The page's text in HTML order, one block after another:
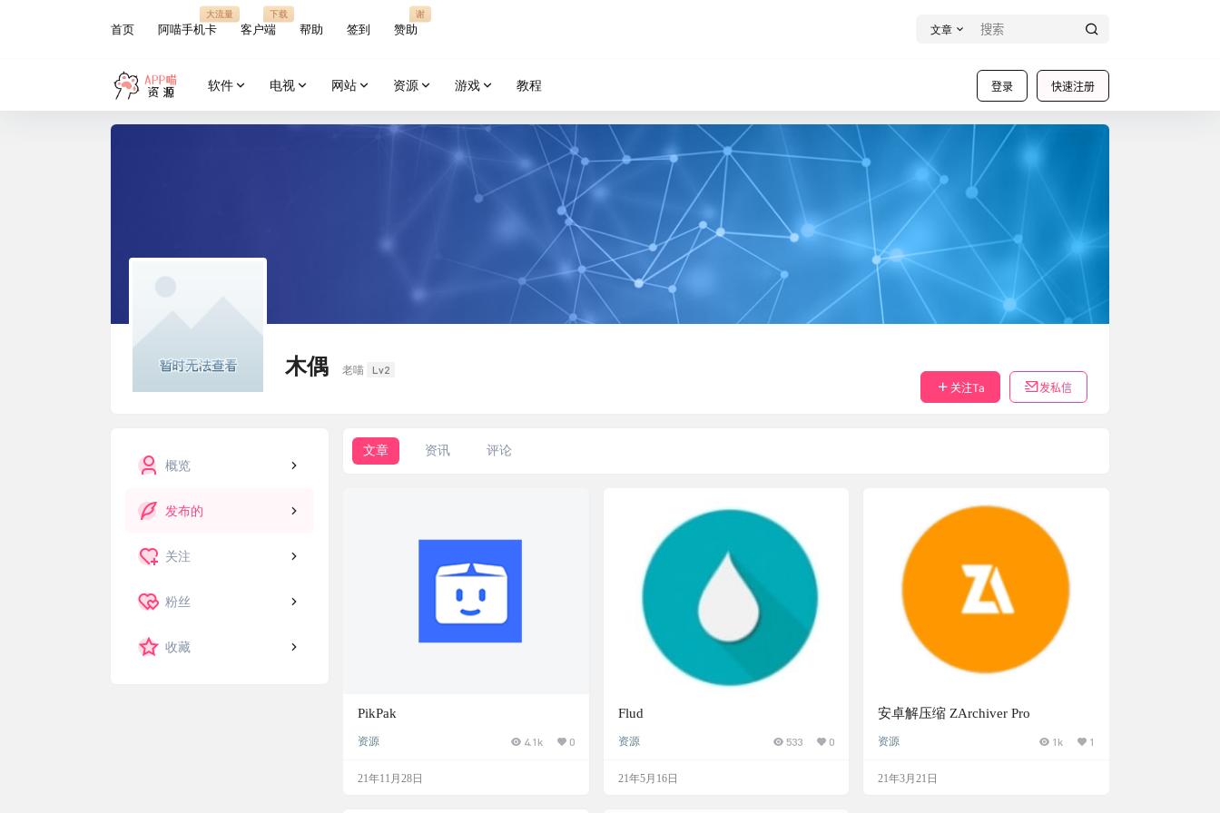
首页 阿喵手机卡
大流量
客户端
下载
帮助 签到 赞助
谢
文章
登录 快速注册
软件 电视 网站 资源 游戏 教程
木偶 老喵
Lv2
关注Ta
发私信
概览
发布的
关注
粉丝
收藏
文章 资讯 评论
PikPak
资源 4.1k 0
21年11月28日
Flud
资源 533 0
21年5月16日
安卓解压缩 ZArchiver Pro
资源 1k 1
21年3月21日